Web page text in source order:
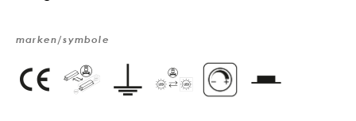
marken/symbole